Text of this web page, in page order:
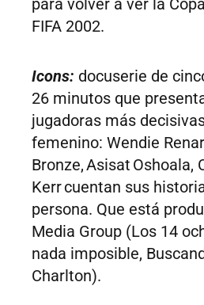
FIFA 2002.
Icons: docuserie de
26 minutos que
jugadoras más
femenino: Wendie
Bronze, Asisat Oshoala,
Kerr cuentan sus
persona. Que está
Media Group (Los 14
nada imposible,
Charlton).